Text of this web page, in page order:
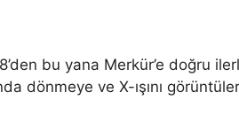
bu yana Merkür’e doğru
dönmeye ve X-ışını